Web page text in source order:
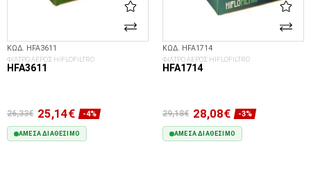
ΚΩΔ. HFA3611
ΦΙΛΤΡΟ ΑΕΡΟΣ HIFLOFILTRO
HFA3611
26,33€ 25,14€ -4%
ΆΜΕΣΑ ΔΙΑΘΈΣΙΜΟ
ΚΩΔ. HFA1714
ΦΙΛΤΡΟ ΑΕΡΟΣ HIFLOFILTRO
HFA1714
29,18€ 28,08€ -3%
ΆΜΕΣΑ ΔΙΑΘΈΣΙΜΟ